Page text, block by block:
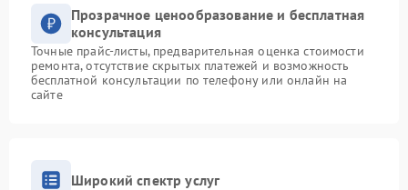
Прозрачное ценообразование и бесплатная
консультация
Точные прайс-листы, предварительная оценка стоимости
ремонта, отсутствие скрытых платежей и возможность
бесплатной консультации по телефону или онлайн на
сайте
Широкий спектр услуг